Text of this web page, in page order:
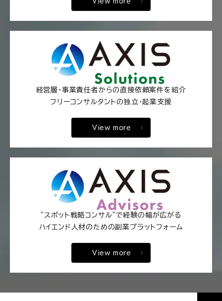
経営層・事業責任者からの直接依頼案件を紹介
フリーコンサルタントの独立・起業支援
View more
"スポット戦略コンサル"で経験の幅が広がる
ハイエンド人材のための副業プラットフォーム
View more